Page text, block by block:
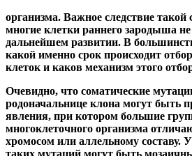
организма. Важное следствие
многие клетки раннего зародыша
дальнейшем развитии. В
какой именно срок происходит
клеток и каков механизм этого
Очевидно, что соматические
родоначальнице клона могут быть
явления, при котором большие
многоклеточного организма
хромосом или аллельному составу.
таких мутаций могут быть